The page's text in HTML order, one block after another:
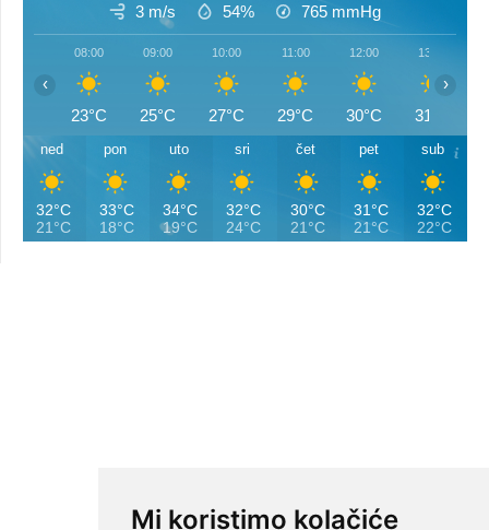
Mi koristimo kolačiće
3 m/s 54% 765 mmHg
08:00
23°C
09:00
25°C
10:00
27°C
11:00
29°C
12:00
30°C
13:00
31°C
‹ ›
ned
32°C
21°C
pon
33°C
18°C
uto
34°C
19°C
sri
32°C
24°C
čet
30°C
21°C
pet
31°C
21°C
sub
32°C
22°C